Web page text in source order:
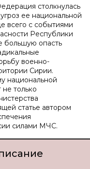
столкнулась
ее национальной
всего с событиями
Республики
большую опасть
военно-
Сирии.
национальной
только
статье автором
силами МЧС.